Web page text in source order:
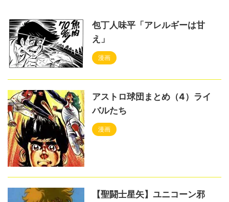
包丁人味平「アレルギーは甘
え」
漫画
アストロ球団まとめ（4）ライ
バルたち
漫画
【聖闘士星矢】ユニコーン邪